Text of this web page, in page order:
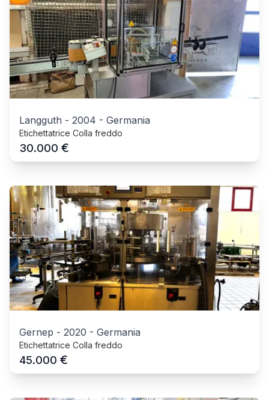
Langguth - 2004 - Germania
Etichettatrice Colla freddo
30.000 €
Gernep - 2020 - Germania
Etichettatrice Colla freddo
45.000 €